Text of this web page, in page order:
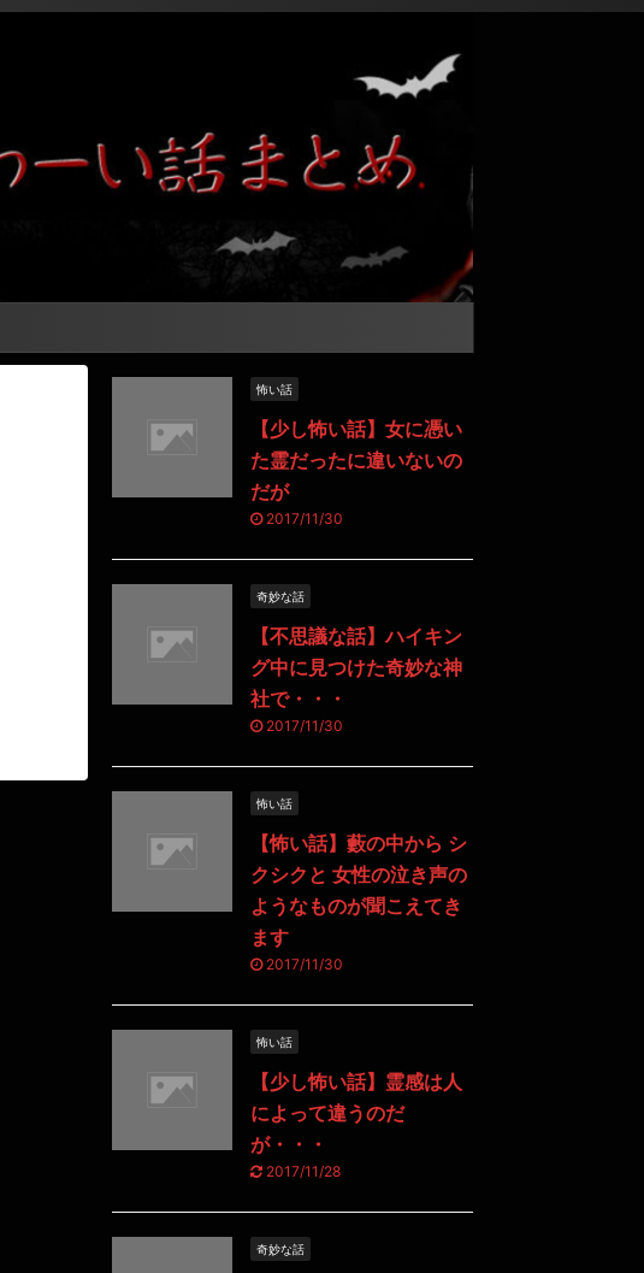
怖い話
【少し怖い話】女に憑い
た霊だったに違いないの
だが
2017/11/30
奇妙な話
【不思議な話】ハイキン
グ中に見つけた奇妙な神
社で・・・
2017/11/30
怖い話
【怖い話】藪の中から シ
クシクと 女性の泣き声の
ようなものが聞こえてき
ます
2017/11/30
怖い話
【少し怖い話】霊感は人
によって違うのだ
が・・・
2017/11/28
奇妙な話